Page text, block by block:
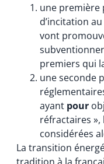
une première
d’incitation
vont
premiers qui
une seconde
ayant pour
réfractaires »,
considérées
La transition
tradition à la